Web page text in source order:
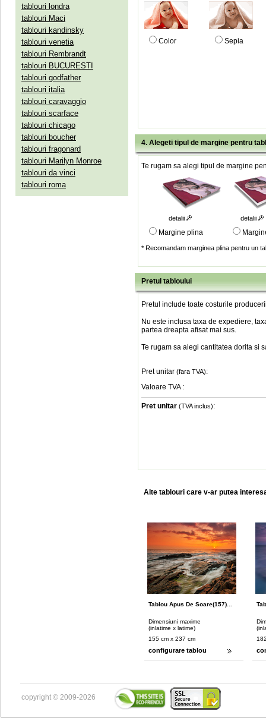
tablouri londra
tablouri Maci
tablouri kandinsky
tablouri venetia
tablouri Rembrandt
tablouri BUCURESTI
tablouri godfather
tablouri italia
tablouri caravaggio
tablouri scarface
tablouri chicago
tablouri boucher
tablouri fragonard
tablouri Marilyn Monroe
tablouri da vinci
tablouri roma
Color Sepia
4. Alegeti tipul de margine pentru
Te rugam sa alegi tipul de margine
detalii detalii
Margine plina
* Recomandam marginea plina pentru un
Pretul tabloului
Pretul include toate costurile
Nu este inclusa taxa de expediere,
partea dreapta afisat mai sus.
Te rugam sa alegi cantitatea dorita si
Pret unitar (fara TVA):
Valoare TVA :
Pret unitar (TVA inclus):
Alte tablouri care v-ar putea
Tablou Apus De Soare(157)...
Dimensiuni maxime
(inlatime x latime)
155 cm x 237 cm
configurare tablou
copyright © 2009-2026